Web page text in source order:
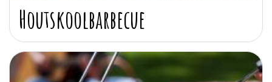
Houtskoolbarbecue